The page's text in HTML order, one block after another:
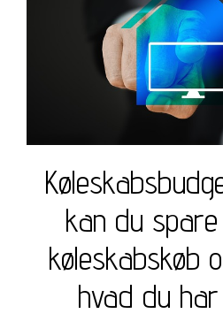
kan du
køleskabskøb
hvad du